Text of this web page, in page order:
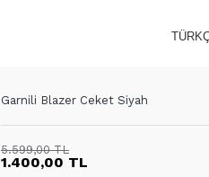
Garnili Blazer Ceket Siyah
1.400,00 TL
5.599,00 TL